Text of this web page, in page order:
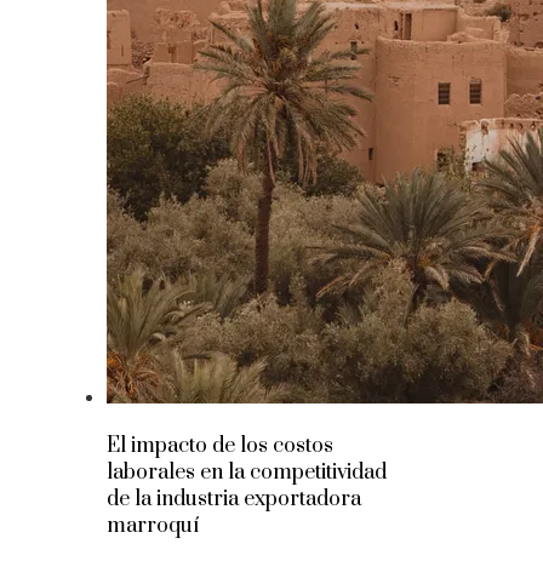
El impacto de los costos
laborales en la competitividad
de la industria exportadora
marroquí